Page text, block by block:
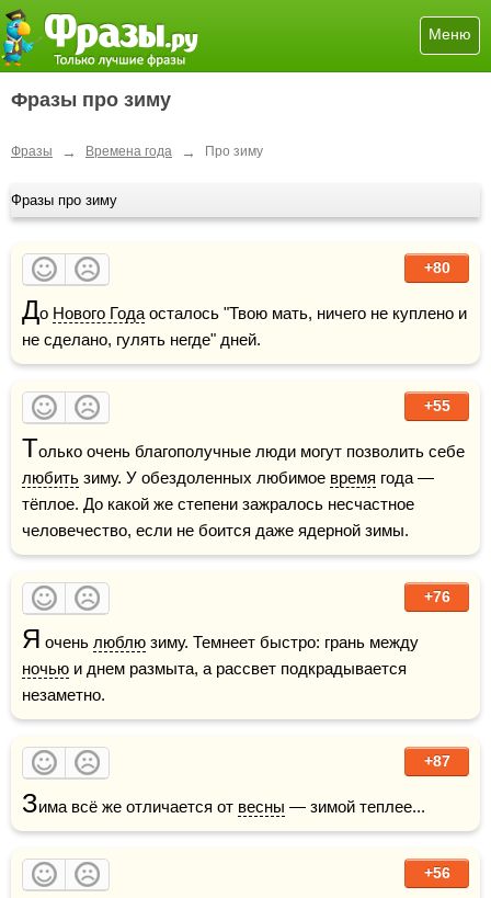
Меню
Фразы про зиму
Фразы → Времена года → Про зиму
Фразы про зиму
+80
До Нового Года осталось "Твою мать, ничего не куплено и
не сделано, гулять негде" дней.
+55
Т
любить зиму. У обездоленных любимое время года —
тёплое. До какой же степени зажралось несчастное
человечество, если не боится даже ядерной зимы.
+76
Я очень люблю
ночью и днем размыта, а рассвет подкрадывается
незаметно.
+87
Зима всё же отличается от весны — зимой теплее...
+56